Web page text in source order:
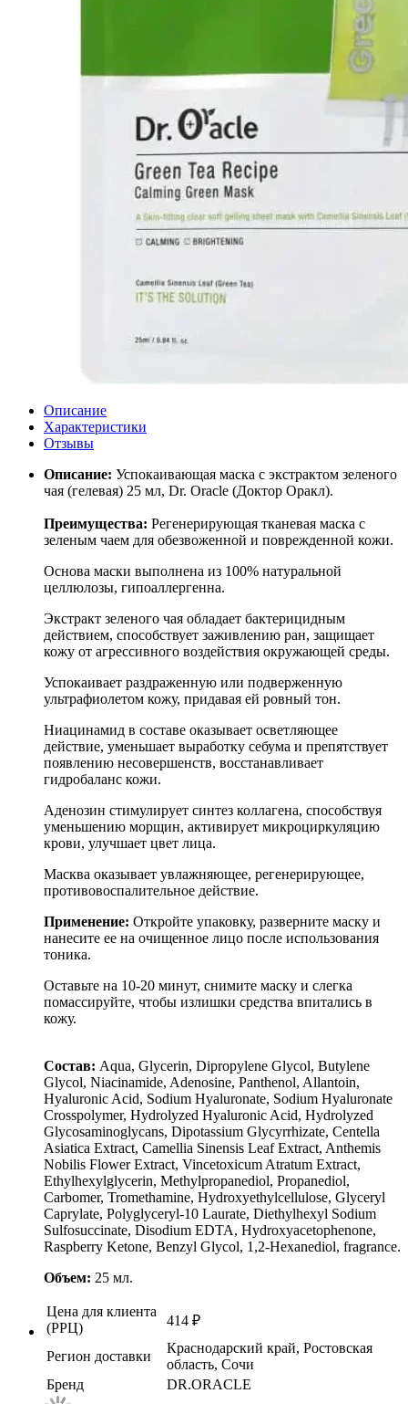
Описание
Характеристики
Отзывы
Описание: Успокаивающая маска с экстрактом зеленого
чая (гелевая) 25 мл, Dr. Oracle (Доктор Оракл).
Преимущества: Регенерирующая тканевая маска с
зеленым чаем для обезвоженной и поврежденной кожи.
Основа маски выполнена из 100% натуральной
целлюлозы, гипоаллергенна.
Экстракт зеленого чая обладает бактерицидным
действием, способствует заживлению ран, защищает
кожу от агрессивного воздействия окружающей среды.
Успокаивает раздраженную или подверженную
ультрафиолетом кожу, придавая ей ровный тон.
Ниацинамид в составе оказывает осветляющее
действие, уменьшает выработку себума и препятствует
появлению несовершенств, восстанавливает
гидробаланс кожи.
Аденозин стимулирует синтез коллагена, способствуя
уменьшению морщин, активирует микроциркуляцию
крови, улучшает цвет лица.
Масква оказывает увлажняющее, регенерирующее,
противовоспалительное действие.
Применение: Откройте упаковку, разверните маску и
нанесите ее на очищенное лицо после использования
тоника.
Оставьте на 10-20 минут, снимите маску и слегка
помассируйте, чтобы излишки средства впитались в
кожу.
Состав: Aqua, Glycerin, Dipropylene Glycol, Butylene
Glycol, Niacinamide, Adenosine, Panthenol, Allantoin,
Hyaluronic Acid, Sodium Hyaluronate, Sodium Hyaluronate
Crosspolymer, Hydrolyzed Hyaluronic Acid, Hydrolyzed
Glycosaminoglycans, Dipotassium Glycyrrhizate, Centella
Asiatica Extract, Camellia Sinensis Leaf Extract, Anthemis
Nobilis Flower Extract, Vincetoxicum Atratum Extract,
Ethylhexylglycerin, Methylpropanediol, Propanediol,
Carbomer, Tromethamine, Hydroxyethylcellulose, Glyceryl
Caprylate, Polyglyceryl-10 Laurate, Diethylhexyl Sodium
Sulfosuccinate, Disodium EDTA, Hydroxyacetophenone,
Raspberry Ketone, Benzyl Glycol, 1,2-Hexanediol, fragrance.
Объем: 25 мл.
Цена для клиента
(РРЦ)
414 ₽
Регион доставки
Краснодарский край, Ростовская
область, Сочи
Бренд
DR.ORACLE